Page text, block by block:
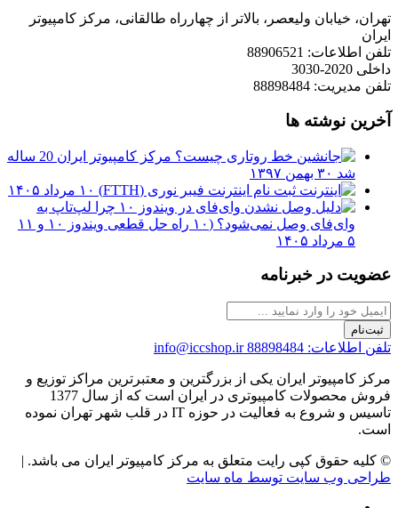
تهران، خیابان ولیعصر، بالاتر از چهارراه طالقانی، مرکز کامپیوتر
ایران
تلفن اطلاعات: 88906521
داخلی 2020-3030
تلفن مدیریت: 88898484
آخرین نوشته ها
مرکز کامپیوتر ایران 20 ساله
شد ۳۰ بهمن ۱۳۹۷
ثبت نام اینترنت فیبر نوری (FTTH)
۱۰ مرداد ۱۴۰۵
چرا لپ‌تاپ به
وای‌فای وصل نمی‌شود؟ (۱۰ راه حل قطعی ویندوز ۱۰ و ۱۱
۵ مرداد ۱۴۰۵
عضویت در خبرنامه
ثبت‌نام
تلفن اطلاعات: 88898484 info@iccshop.ir
مرکز کامپیوتر ایران یکی از بزرگترین و معتبرترین مراکز توزیع و
فروش محصولات کامپیوتری در ایران است که از سال 1377
تاسیس و شروع به فعالیت در حوزه IT در قلب شهر تهران نموده
است.
© کلیه حقوق کپی رایت متعلق به مرکز کامپیوتر ایران می باشد. |
طراحی وب سایت توسط ماه سایت